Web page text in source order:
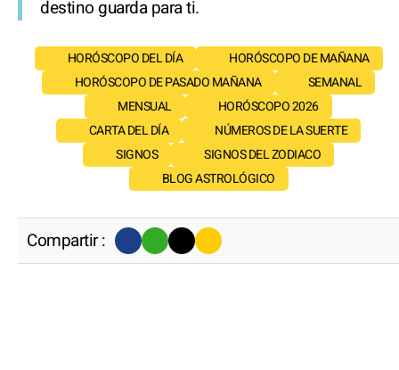
destino guarda para ti.
HORÓSCOPO DEL DÍA
HORÓSCOPO DE MAÑANA
HORÓSCOPO DE PASADO MAÑANA
SEMANAL
MENSUAL
HORÓSCOPO 2026
CARTA DEL DÍA
NÚMEROS DE LA SUERTE
SIGNOS
SIGNOS DEL ZODIACO
BLOG ASTROLÓGICO
Compartir :